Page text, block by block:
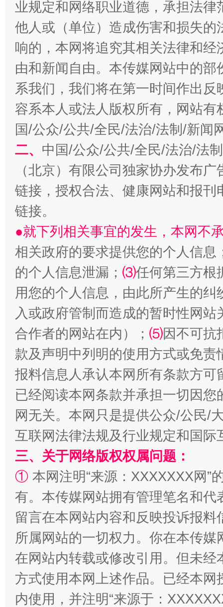
“刷贴”乱象丛生
生
解纷+调解+退费，一次搞定
站台名比不上好声名
业规定和网络职业道德，承担法
他人或（单位）造成伤害和损失
响的，本网将追究其相关法律和
由和新闻自由。本传媒网站中的
系我们，我们将在第一时间作出
容系本人或法人版权所有，网站
国/公众/公共/全民/法治/法制/新闻
二、 中国/公众/公共/全民/法治/法
（北京）有限公司独家协办发布
链接，授权合法、健康网站和报
链接。
●就下列相关事宜的发生，本网不
相关政府的要求提供您的个人信息
的个人信息泄漏； ⑶任何第三方根
用您的个人信息，由此所产生的纠
入或政府管制而造成的暂时性网
合作者的网站在内）； ⑸因不可抗
款及声明中列明的使用方式或免责
报料信息人承认本网所有条款方
已经阅读本网条款并承担一切因
网无关。本网只是提供公众/公民/
互联网法律法规及行业规定和国
三、关于网络版权权属问题：
① 本网注明“来源：XXXXXXX网”
有。本传媒网站拥有管理笔名和
留言在本网站内容和反映投诉报
所属网站的一切权力。你在本传
在网站内转载或修改引用。但未
方式使用本网上述作品。已经本
内使用，并注明“来源于：